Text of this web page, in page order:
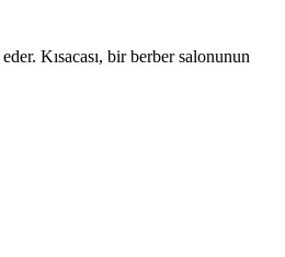
Kısacası, bir berber salonunun